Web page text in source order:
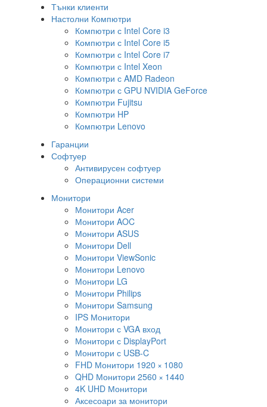
Тънки клиенти
Настолни Компютри
Компютри с Intel Core i3
Компютри с Intel Core i5
Компютри с Intel Core i7
Компютри с Intel Xeon
Компютри с AMD Radeon
Компютри с GPU NVIDIA GeForce
Компютри Fujitsu
Компютри HP
Компютри Lenovo
Гаранции
Софтуер
Антивирусен софтуер
Операционни системи
Монитори
Монитори Acer
Монитори AOC
Монитори ASUS
Монитори Dell
Монитори ViewSonic
Монитори Lenovo
Монитори LG
Монитори Philips
Монитори Samsung
IPS Монитори
Монитори с VGA вход
Монитори с DisplayPort
Монитори с USB-C
FHD Монитори 1920 × 1080
QHD Монитори 2560 × 1440
4K UHD Монитори
Аксесоари за монитори